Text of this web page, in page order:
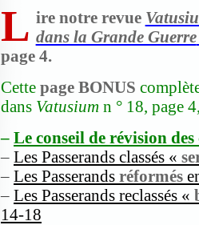
L ire notre revue
dans la Grande Guerre
page 4.
Cette page BONUS
dans Vatusium n ° 18, page
– Le conseil de révision
– Les Passerands classés «
– Les Passerands réformés
– Les Passerands reclassés «
14-18